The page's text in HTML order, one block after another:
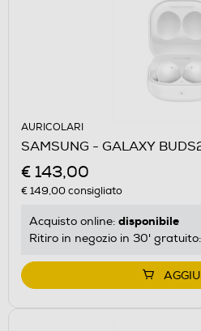
AURICOLARI
SAMSUNG - GALAXY
€ 143,00
€ 149,00consigliato
Acquisto online: disponibile
Ritiro in negozio in 30' gratuito: